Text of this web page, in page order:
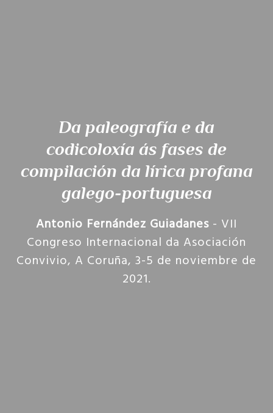
Da paleografía e da
codicoloxía ás fases de
compilación da lírica profana
galego-portuguesa
Antonio Fernández Guiadanes - VII
Congreso Internacional da Asociación
Convivio, A Coruña, 3-5 de noviembre de
2021.